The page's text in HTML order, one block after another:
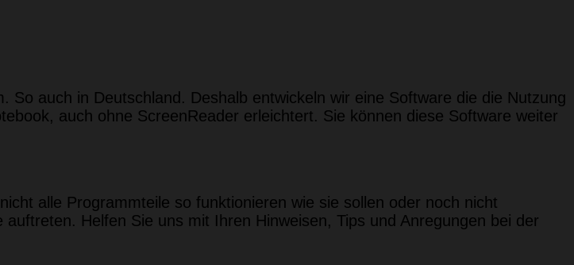
auch in Deutschland. Deshalb entwickeln wir eine Software die die Nutzung
auch ohne ScreenReader erleichtert. Sie können diese Software weiter
alle Programmteile so funktionieren wie sie sollen oder noch nicht
Helfen Sie uns mit Ihren Hinweisen, Tips und Anregungen bei der